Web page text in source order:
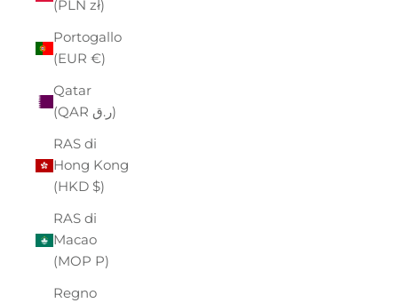
(PLN zł)
Portogallo
(EUR €)
Qatar
(QAR ر.ق)
RAS di
Hong Kong
(HKD $)
RAS di
Macao
(MOP P)
Regno